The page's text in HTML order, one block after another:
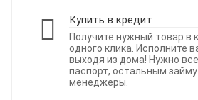
Купить в кредит
Получите нужный товар
одного клика. Исполните
выходя из дома! Нужно
паспорт, остальным
менеджеры.